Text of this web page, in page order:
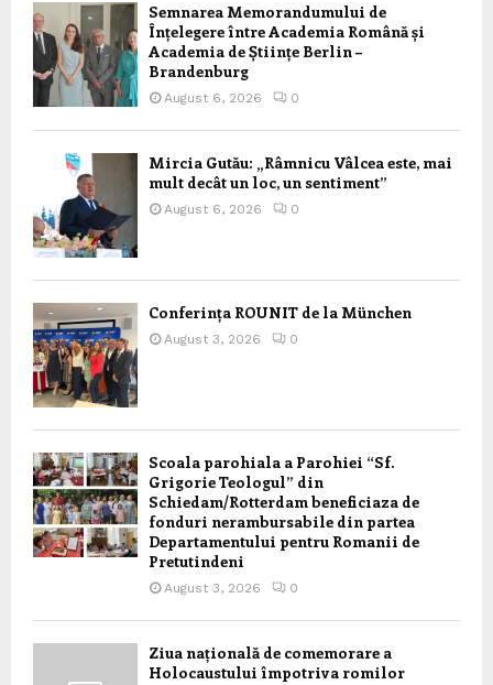
Semnarea Memorandumului de
Înțelegere între Academia Română și
Academia de Științe Berlin –
Brandenburg
August 6, 2026 0
Mircia Gutău: „Râmnicu Vâlcea este, mai
mult decât un loc, un sentiment”
August 6, 2026 0
Conferința ROUNIT de la München
August 3, 2026 0
Scoala parohiala a Parohiei “Sf.
Grigorie Teologul” din
Schiedam/Rotterdam beneficiaza de
fonduri nerambursabile din partea
Departamentului pentru Romanii de
Pretutindeni
August 3, 2026 0
Ziua națională de comemorare a
Holocaustului împotriva romilor